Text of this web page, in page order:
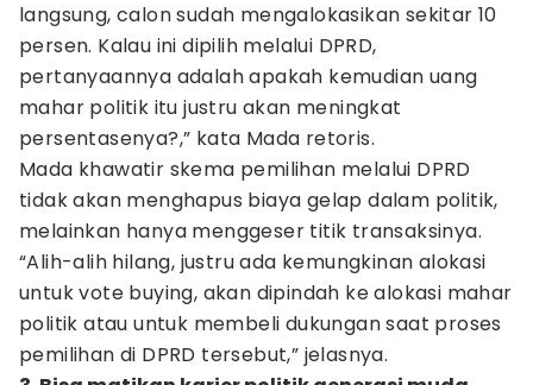
langsung, calon sudah mengalokasikan sekitar 10
persen. Kalau ini dipilih melalui DPRD,
pertanyaannya adalah apakah kemudian uang
mahar politik itu justru akan meningkat
persentasenya?,” kata Mada retoris.
Mada khawatir skema pemilihan melalui DPRD
tidak akan menghapus biaya gelap dalam politik,
melainkan hanya menggeser titik transaksinya.
“Alih-alih hilang, justru ada kemungkinan alokasi
untuk vote buying, akan dipindah ke alokasi mahar
politik atau untuk membeli dukungan saat proses
pemilihan di DPRD tersebut,” jelasnya.